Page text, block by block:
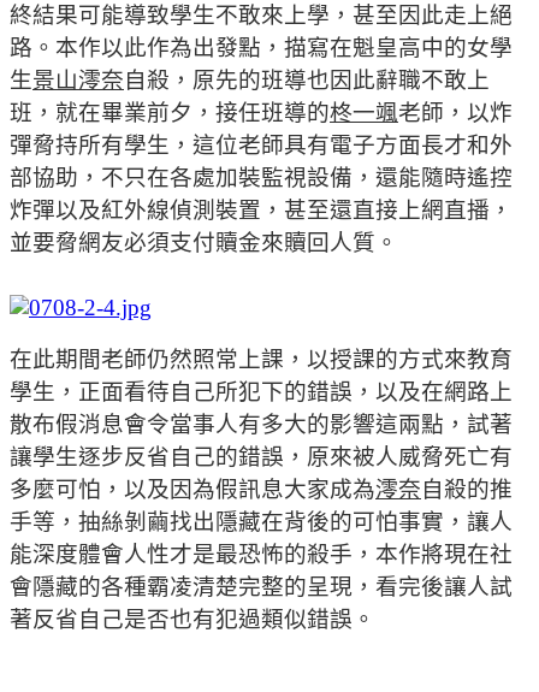
終結果可能導致學生不敢來上學，甚至因此走上絕
路。 本作以此作為出發點，描寫在魁皇高中的女學
生景山澪奈自殺，原先的班導也因此辭職不敢上
班，就在畢業前夕，接任班導的柊一颯老師，以炸
彈脅持所有學生，這位老師具有電子方面長才和外
部協助，不只在各處加裝監視設備，還能隨時遙控
炸彈以及紅外線偵測裝置，甚至還直接上網直播，
並要脅網友必須支付贖金來贖回人質。
在此期間老師仍然照常上課，以授課的方式來教育
學生，正面看待自己所犯下的錯誤，以及在網路上
散布假消息會令當事人有多大的影響這兩點，試著
讓學生逐步反省自己的錯誤，原來被人威脅死亡有
多麼可怕，以及因為假訊息大家成為澪奈自殺的推
手等，抽絲剝繭找出隱藏在背後的可怕事實，讓人
能深度體會人性才是最恐怖的殺手，本作將現在社
會隱藏的各種霸凌清楚完整的呈現，看完後讓人試
著反省自己是否也有犯過類似錯誤。